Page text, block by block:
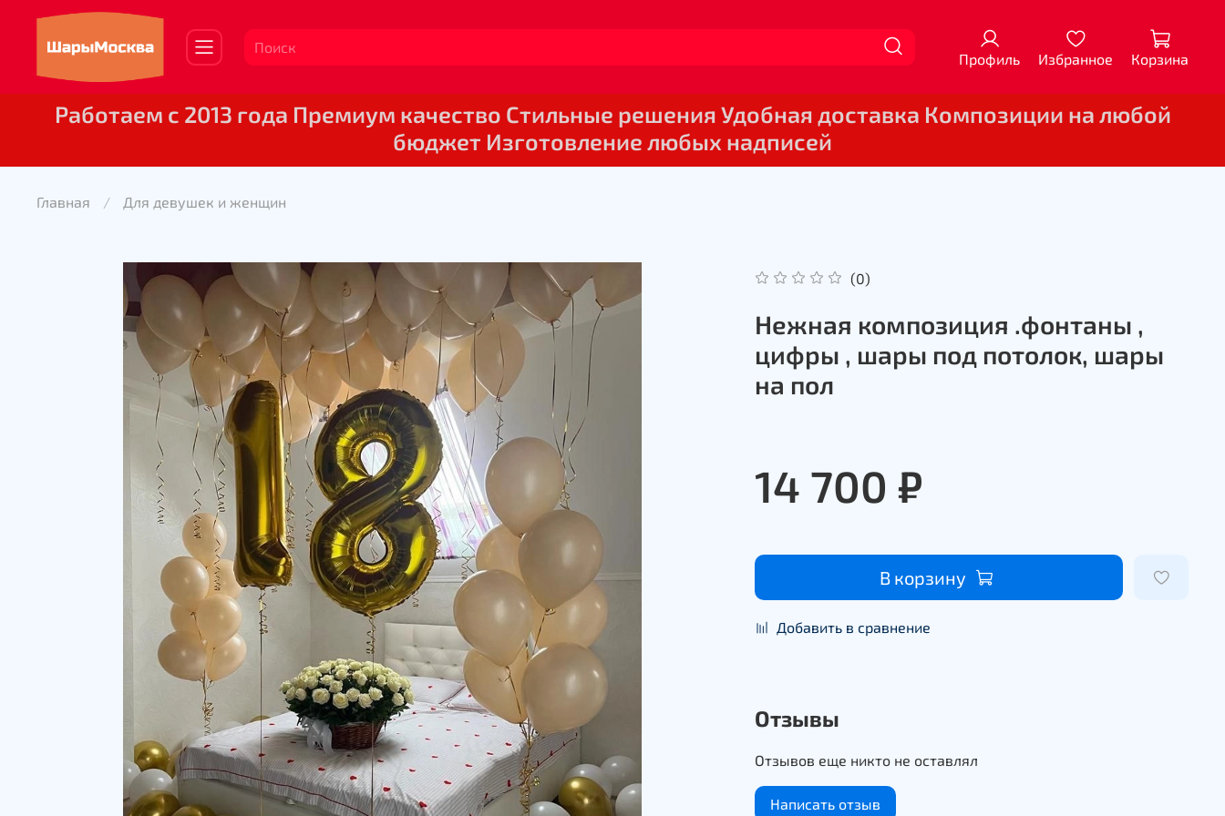
Профиль Избранное Корзина
Работаем с 2013 года Премиум качество Стильные решения Удобная доставка Композиции на любой
бюджет Изготовление любых надписей
Главная Для девушек и женщин
(0)
Нежная композиция .фонтаны ,
цифры , шары под потолок, шары
на пол
14 700 ₽
В корзину
Добавить в сравнение
Отзывы
Отзывов еще никто не оставлял
Написать отзыв